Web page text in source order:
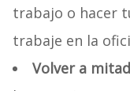
trabajo o hacer
trabaje en la
Volver a